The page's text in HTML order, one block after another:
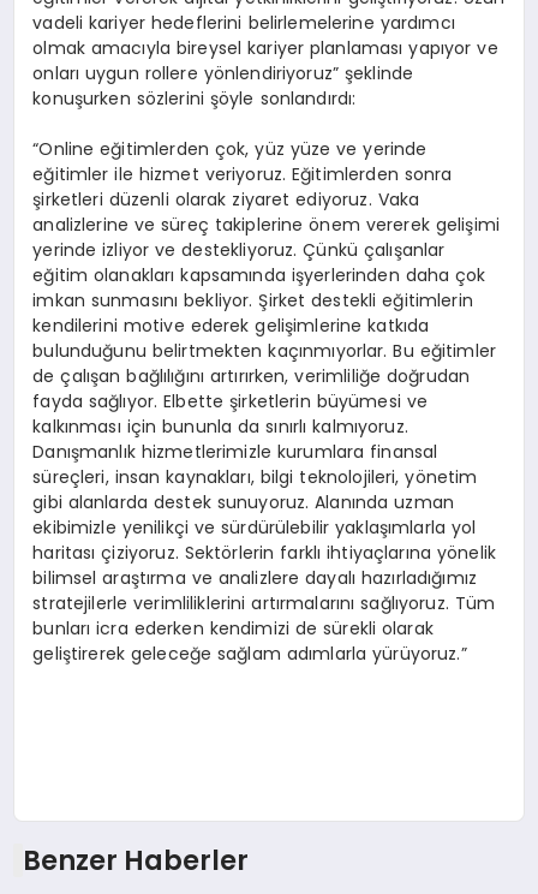
vadeli kariyer hedeflerini belirlemelerine yardımcı
olmak amacıyla bireysel kariyer planlaması yapıyor ve
onları uygun rollere yönlendiriyoruz” şeklinde
konuşurken sözlerini şöyle sonlandırdı:
“Online eğitimlerden çok, yüz yüze ve yerinde
eğitimler ile hizmet veriyoruz. Eğitimlerden sonra
şirketleri düzenli olarak ziyaret ediyoruz. Vaka
analizlerine ve süreç takiplerine önem vererek gelişimi
yerinde izliyor ve destekliyoruz. Çünkü çalışanlar
eğitim olanakları kapsamında işyerlerinden daha çok
imkan sunmasını bekliyor. Şirket destekli eğitimlerin
kendilerini motive ederek gelişimlerine katkıda
bulunduğunu belirtmekten kaçınmıyorlar. Bu eğitimler
de çalışan bağlılığını artırırken, verimliliğe doğrudan
fayda sağlıyor. Elbette şirketlerin büyümesi ve
kalkınması için bununla da sınırlı kalmıyoruz.
Danışmanlık hizmetlerimizle kurumlara finansal
süreçleri, insan kaynakları, bilgi teknolojileri, yönetim
gibi alanlarda destek sunuyoruz. Alanında uzman
ekibimizle yenilikçi ve sürdürülebilir yaklaşımlarla yol
haritası çiziyoruz. Sektörlerin farklı ihtiyaçlarına yönelik
bilimsel araştırma ve analizlere dayalı hazırladığımız
stratejilerle verimliliklerini artırmalarını sağlıyoruz. Tüm
bunları icra ederken kendimizi de sürekli olarak
geliştirerek geleceğe sağlam adımlarla yürüyoruz.”
Benzer Haberler